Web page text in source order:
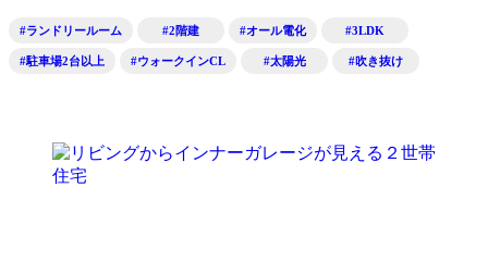
#ランドリールーム #2階建 #オール電化 #3LDK
#駐車場2台以上 #ウォークインCL #太陽光 #吹き抜け